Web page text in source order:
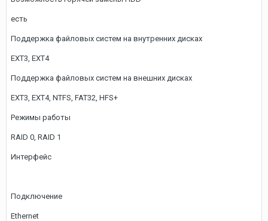
есть
Поддержка файловых систем на внутренних дисках
EXT3, EXT4
Поддержка файловых систем на внешних дисках
EXT3, EXT4, NTFS, FAT32, HFS+
Режимы работы
RAID 0, RAID 1
Интерфейс
Подключение
Ethernet